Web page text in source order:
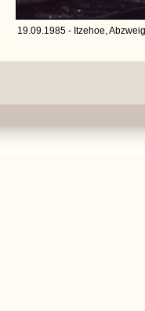
19.09.1985 - Itzehoe,